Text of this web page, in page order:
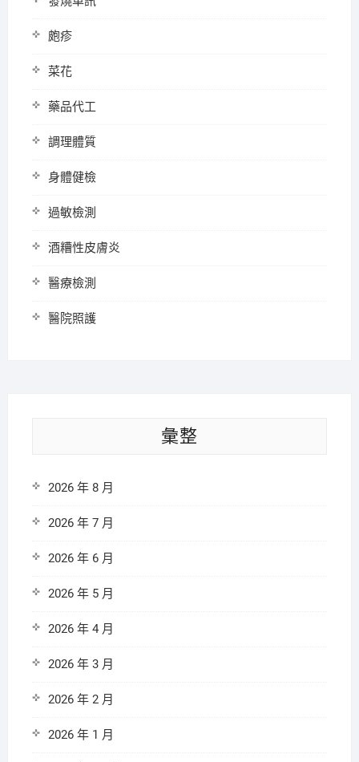
皰疹
菜花
藥品代工
調理體質
身體健檢
過敏檢測
酒糟性皮膚炎
醫療檢測
醫院照護
彙整
2026 年 8 月
2026 年 7 月
2026 年 6 月
2026 年 5 月
2026 年 4 月
2026 年 3 月
2026 年 2 月
2026 年 1 月